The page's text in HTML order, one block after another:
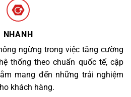
NHANH
ngừng trong việc tăng cường
thống theo chuẩn quốc tế, cập
mang đến những trải nghiệm
khách hàng.